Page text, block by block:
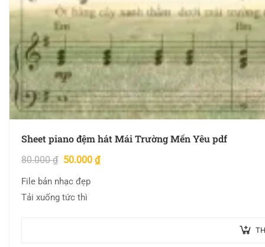
Sheet piano đệm hát Mái Trường Mến Yêu pdf
80.000₫ 50.000 ₫
File bản nhạc đẹp
Tải xuống tức thì